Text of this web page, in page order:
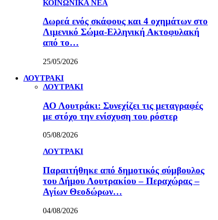
ΚΟΙΝΩΝΙΚΑ ΝΕΑ
Δωρεά ενός σκάφους και 4 οχημάτων στο
Λιμενικό Σώμα-Ελληνική Ακτοφυλακή
από το…
25/05/2026
ΛΟΥΤΡΑΚΙ
ΛΟΥΤΡΑΚΙ
ΑΟ Λουτράκι: Συνεχίζει τις μεταγραφές
με στόχο την ενίσχυση του ρόστερ
05/08/2026
ΛΟΥΤΡΑΚΙ
Παραιτήθηκε από δημοτικός σύμβουλος
του Δήμου Λουτρακίου – Περαχώρας –
Αγίων Θεοδώρων…
04/08/2026